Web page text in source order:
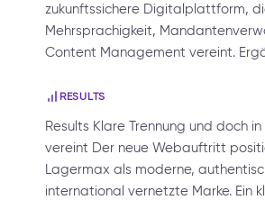
zukunftssichere Digitalplattform,
Mehrsprachigkeit,
Content Management vereint.
RESULTS
Results Klare Trennung und doch
vereint Der neue Webauftritt
Lagermax als moderne,
international vernetzte Marke. Ein